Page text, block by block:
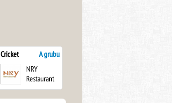
A grubu
Cricket
NRY
Restaurant